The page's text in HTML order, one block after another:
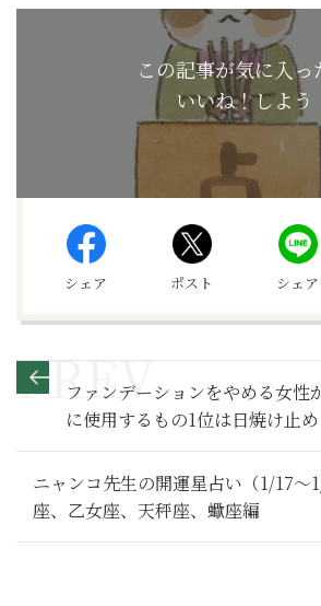
この記事が気に入っ
いいね！しよう
シェア ポスト シェア
ファンデーションをやめる女性
に使用するもの1位は日焼け止め
ニャンコ先生の開運星占い（1/17～
座、乙女座、天秤座、蠍座編